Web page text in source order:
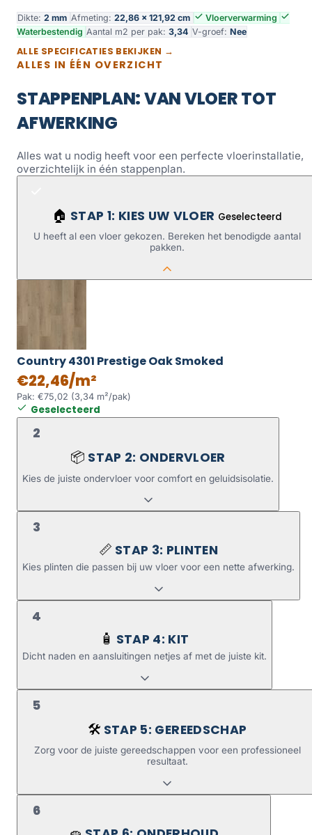
Dikte: 2 mm Afmeting: 22,86 × 121,92 cm
Vloerverwarming
Waterbestendig Aantal m2 per pak: 3,34 V-groef: Nee
ALLE SPECIFICATIES BEKIJKEN →
ALLES IN ÉÉN OVERZICHT
STAPPENPLAN: VAN VLOER TOT
AFWERKING
Alles wat u nodig heeft voor een perfecte vloerinstallatie,
overzichtelijk in één stappenplan.
🏠 STAP 1: KIES UW VLOER Geselecteerd
U heeft al een vloer gekozen. Bereken het benodigde aantal
pakken.
Country 4301 Prestige Oak Smoked
€22,46/m²
Pak: €75,02 (3,34 m²/pak)
Geselecteerd
2
📦 STAP 2: ONDERVLOER
Kies de juiste ondervloer voor comfort en geluidsisolatie.
3
📏 STAP 3: PLINTEN
Kies plinten die passen bij uw vloer voor een nette afwerking.
4
🧴 STAP 4: KIT
Dicht naden en aansluitingen netjes af met de juiste kit.
5
🛠️ STAP 5: GEREEDSCHAP
Zorg voor de juiste gereedschappen voor een professioneel
resultaat.
6